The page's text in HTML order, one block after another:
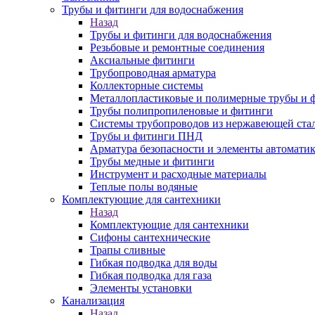
Трубы и фитинги для водоснабжения
Назад
Трубы и фитинги для водоснабжения
Резьбовые и ремонтные соединения
Аксиальные фитинги
Трубопроводная арматура
Коллекторные системы
Металлопластиковые и полимерные трубы и
Трубы полипропиленовые и фитинги
Системы трубопроводов из нержавеющей
Трубы и фитинги ПНД
Арматура безопасности и элементы
Трубы медные и фитинги
Инструмент и расходные материалы
Теплые полы водяные
Комплектующие для сантехники
Назад
Комплектующие для сантехники
Сифоны сантехнические
Трапы сливные
Гибкая подводка для воды
Гибкая подводка для газа
Элементы установки
Канализация